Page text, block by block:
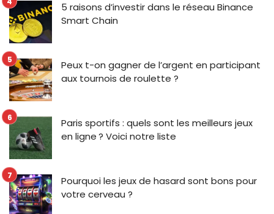
5 raisons d’investir dans le réseau Binance
Smart Chain
Peux t-on gagner de l’argent en participant
aux tournois de roulette ?
Paris sportifs : quels sont les meilleurs jeux
en ligne ? Voici notre liste
Pourquoi les jeux de hasard sont bons pour
votre cerveau ?